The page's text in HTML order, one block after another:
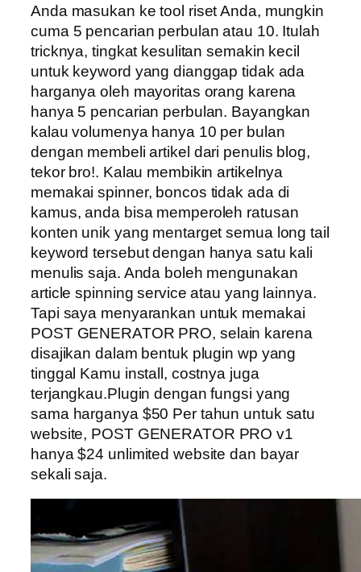
Anda masukan ke tool riset Anda, mungkin
cuma 5 pencarian perbulan atau 10. Itulah
tricknya, tingkat kesulitan semakin kecil
untuk keyword yang dianggap tidak ada
harganya oleh mayoritas orang karena
hanya 5 pencarian perbulan. Bayangkan
kalau volumenya hanya 10 per bulan
dengan membeli artikel dari penulis blog,
tekor bro!. Kalau membikin artikelnya
memakai spinner, boncos tidak ada di
kamus, anda bisa memperoleh ratusan
konten unik yang mentarget semua long tail
keyword tersebut dengan hanya satu kali
menulis saja. Anda boleh mengunakan
article spinning service atau yang lainnya.
Tapi saya menyarankan untuk memakai
POST GENERATOR PRO, selain karena
disajikan dalam bentuk plugin wp yang
tinggal Kamu install, costnya juga
terjangkau.Plugin dengan fungsi yang
sama harganya $50 Per tahun untuk satu
website, POST GENERATOR PRO v1
hanya $24 unlimited website dan bayar
sekali saja.